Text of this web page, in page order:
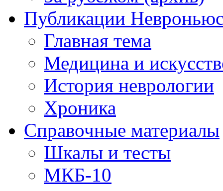
Публикации
Главная тема
Медицина и
История неврологии
Хроника
Справочные материалы
Шкалы и тесты
МКБ-10